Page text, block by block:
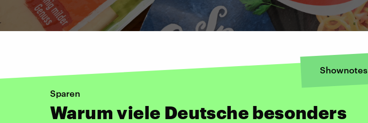
Shownotes
Sparen
Warum viele Deutsche besonders